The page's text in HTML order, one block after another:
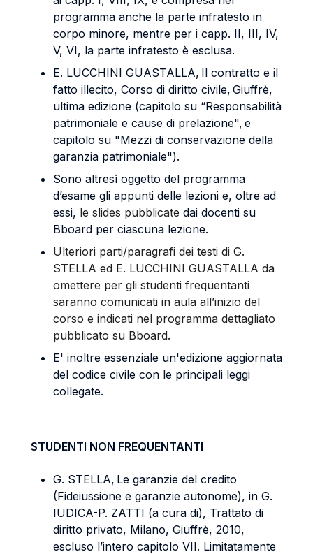
programma anche la parte infratesto in
corpo minore, mentre per i capp. II, III, IV,
V, VI, la parte infratesto è esclusa.
E. LUCCHINI GUASTALLA, Il contratto e il
fatto illecito, Corso di diritto civile, Giuffrè,
ultima edizione (capitolo su “Responsabilità
patrimoniale e cause di prelazione", e
capitolo su "Mezzi di conservazione della
garanzia patrimoniale").
Sono altresì oggetto del programma
d’esame gli appunti delle lezioni e, oltre ad
essi, le slides pubblicate dai docenti su
Bboard per ciascuna lezione.
Ulteriori parti/paragrafi dei testi di G.
STELLA ed E. LUCCHINI GUASTALLA da
omettere per gli studenti frequentanti
saranno comunicati in aula all’inizio del
corso e indicati nel programma dettagliato
pubblicato su Bboard.
E' inoltre essenziale un'edizione aggiornata
del codice civile con le principali leggi
collegate.
STUDENTI NON FREQUENTANTI
G. STELLA, Le garanzie del credito
(Fideiussione e garanzie autonome), in G.
IUDICA-P. ZATTI (a cura di), Trattato di
diritto privato, Milano, Giuffrè, 2010,
escluso l’intero capitolo VII. Limitatamente